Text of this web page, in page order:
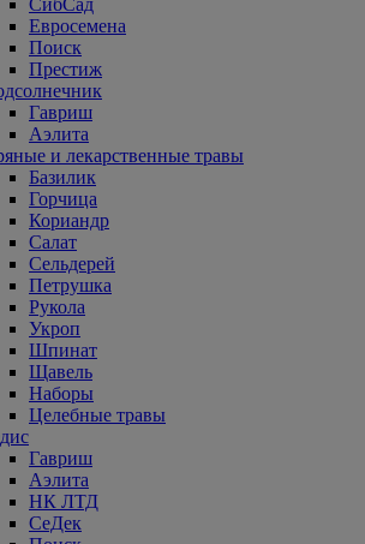
СибСад
Евросемена
Поиск
Престиж
Гавриш
Аэлита
и лекарственные травы
Базилик
Горчица
Кориандр
Салат
Сельдерей
Петрушка
Рукола
Укроп
Шпинат
Щавель
Наборы
Целебные травы
Гавриш
Аэлита
НК ЛТД
СеДек